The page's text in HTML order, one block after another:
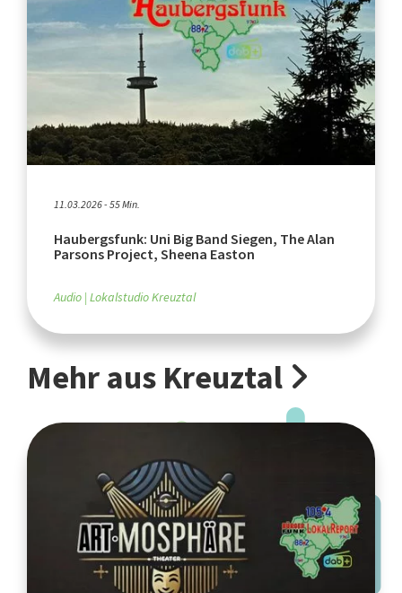
11.03.2026 - 55 Min.
Haubergsfunk: Uni Big Band Siegen, The Alan
Parsons Project, Sheena Easton
Audio Lokalstudio Kreuztal
Mehr aus Kreuztal